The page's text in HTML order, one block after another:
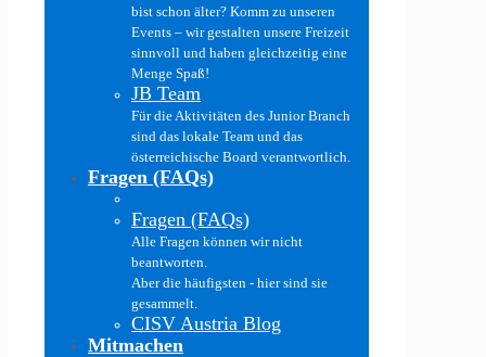
bist schon älter? Komm zu unseren
Events – wir gestalten unsere Freizeit
sinnvoll und haben gleichzeitig eine
Menge Spaß!
JB Team
Für die Aktivitäten des Junior Branch
sind das lokale Team und das
österreichische Board verantwortlich.
Fragen (FAQs)
Fragen (FAQs)
Alle Fragen können wir nicht
beantworten.
Aber die häufigsten - hier sind sie
gesammelt.
CISV Austria Blog
Mitmachen